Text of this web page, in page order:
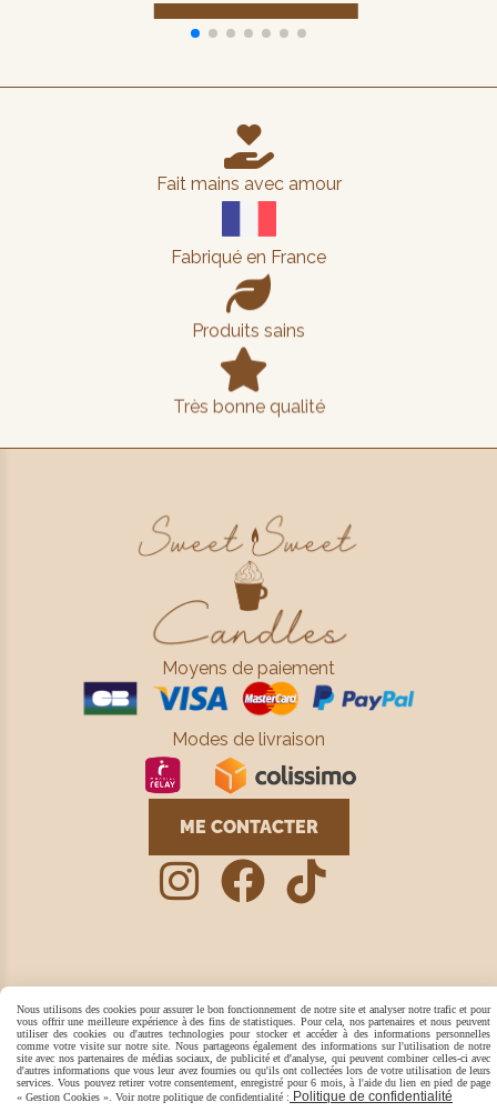

Fait mains avec amour
Fabriqué en France

Produits sains

Très bonne qualité
Moyens de paiement
Modes de livraison
ME CONTACTER
  
Politique de confidentialité
Gestion cookies Mon Compte
Créer un site
Nous utilisons des cookies pour assurer le bon fonctionnement de notre site et analyser notre trafic et pour
vous offrir une meilleure expérience à des fins de statistiques. Pour cela, nos partenaires et nous peuvent
utiliser des cookies ou d'autres technologies pour stocker et accéder à des informations personnelles
comme votre visite sur notre site. Nous partageons également des informations sur l'utilisation de notre
site avec nos partenaires de médias sociaux, de publicité et d'analyse, qui peuvent combiner celles-ci avec
d'autres informations que vous leur avez fournies ou qu'ils ont collectées lors de votre utilisation de leurs
services. Vous pouvez retirer votre consentement, enregistré pour 6 mois, à l'aide du lien en pied de page
« Gestion Cookies ». Voir notre politique de confidentialité : Politique de confidentialité